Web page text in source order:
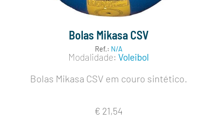
Bolas Mikasa CSV
Ref.: N/A
Modalidade: Voleibol
Bolas Mikasa CSV em couro sintético.
€ 21,54